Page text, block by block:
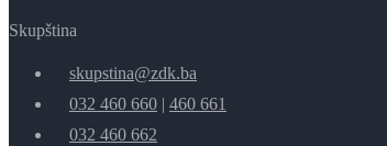
Skupština
skupstina@zdk.ba
032 460 660 | 460 661
032 460 662